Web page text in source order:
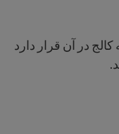
کالج در آن قرار دارد